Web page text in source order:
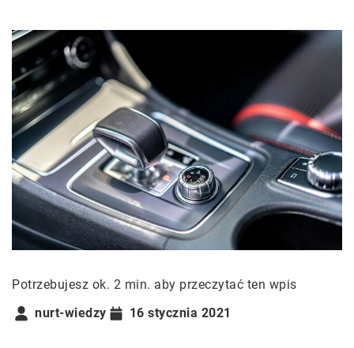
Potrzebujesz ok. 2 min. aby przeczytać ten wpis
nurt-wiedzy
16 stycznia 2021